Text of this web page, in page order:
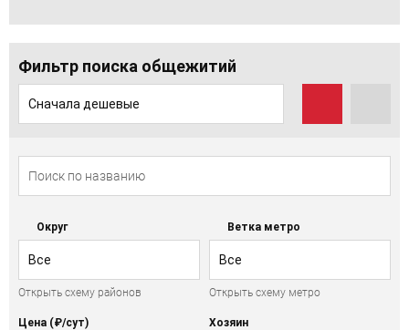
Фильтр поиска общежитий
Сначала дешевые
Округ
Все
Открыть схему районов
Ветка метро
Все
Открыть схему метро
Цена (₽/cут)
Хозяин